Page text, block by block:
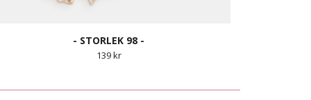
- STORLEK 98 -
139 kr